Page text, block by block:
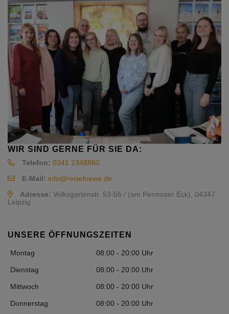
WIR SIND GERNE FÜR SIE DA:
Telefon: 0341 2348860
E-Mail: info@reiseloewe.de
Adresse: Volksgartenstr. 53-55 / (am Permoser Eck), 04347
Leipzig
UNSERE ÖFFNUNGSZEITEN
Montag 08:00 - 20:00 Uhr
Dienstag 08:00 - 20:00 Uhr
Mittwoch 08:00 - 20:00 Uhr
Donnerstag 08:00 - 20:00 Uhr